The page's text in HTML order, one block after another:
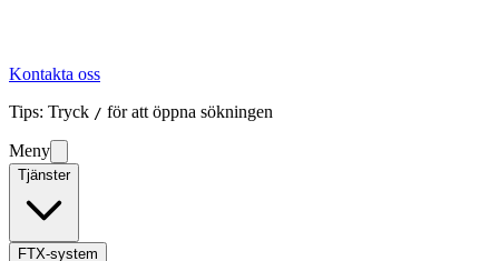
Kontakta oss
Tips: Tryck / för att öppna sökningen
Meny
Tjänster
FTX-system